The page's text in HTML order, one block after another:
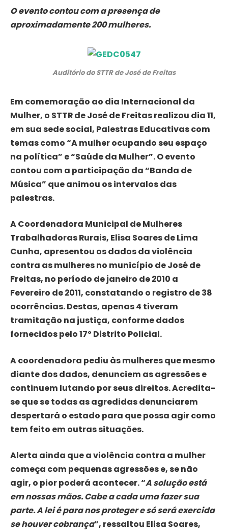
O evento contou com a presença de
aproximadamente 200 mulheres.
Auditório do STTR de José de Freitas
Em comemoração ao dia Internacional da
Mulher, o STTR de José de Freitas realizou dia 11,
em sua sede social, Palestras Educativas com
temas como “A mulher ocupando seu espaço
na política” e “Saúde da Mulher”. O evento
contou com a participação da “Banda de
Música” que animou os intervalos das
palestras.
A Coordenadora Municipal de Mulheres
Trabalhadoras Rurais, Elisa Soares de Lima
Cunha, apresentou os dados da violência
contra as mulheres no município de José de
Freitas, no período de janeiro de 2010 a
Fevereiro de 2011, constatando o registro de 38
ocorrências. Destas, apenas 4 tiveram
tramitação na justiça, conforme dados
fornecidos pelo 17º Distrito Policial.
A coordenadora pediu às mulheres que mesmo
diante dos dados, denunciem as agressões e
continuem lutando por seus direitos. Acredita-
se que se todas as agredidas denunciarem
despertará o estado para que possa agir como
tem feito em outras situações.
Alerta ainda que a violência contra a mulher
começa com pequenas agressões e, se não
agir, o pior poderá acontecer. “A solução está
em nossas mãos. Cabe a cada uma fazer sua
parte. A lei é para nos proteger e só será exercida
se houver cobrança”, ressaltou Elisa Soares,